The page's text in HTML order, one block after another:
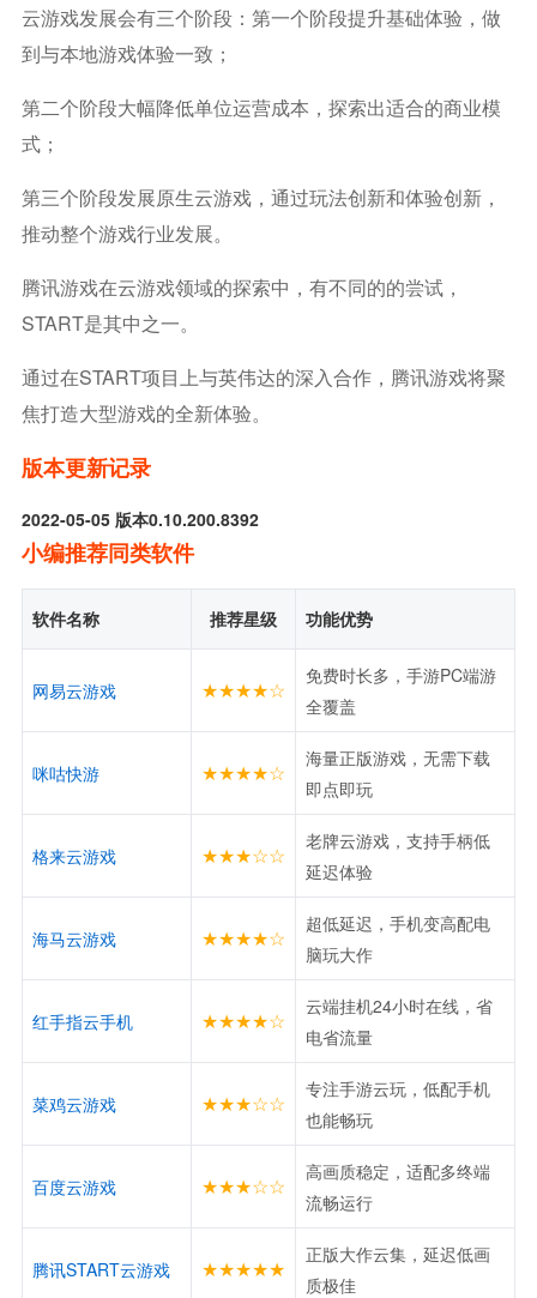
云游戏发展会有三个阶段：第一个阶段提升基础体验，做
到与本地游戏体验一致；
第二个阶段大幅降低单位运营成本，探索出适合的商业模
式；
第三个阶段发展原生云游戏，通过玩法创新和体验创新，
推动整个游戏行业发展。
腾讯游戏在云游戏领域的探索中，有不同的的尝试，
START是其中之一。
通过在START项目上与英伟达的深入合作，腾讯游戏将聚
焦打造大型游戏的全新体验。
版本更新记录
2022-05-05 版本0.10.200.8392
小编推荐同类软件
软件名称 推荐星级 功能优势
网易云游戏 ★★★★☆
免费时长多，手游PC端游
全覆盖
咪咕快游 ★★★★☆
海量正版游戏，无需下载
即点即玩
格来云游戏 ★★★☆☆
老牌云游戏，支持手柄低
延迟体验
海马云游戏 ★★★★☆
超低延迟，手机变高配电
脑玩大作
红手指云手机 ★★★★☆
云端挂机24小时在线，省
电省流量
菜鸡云游戏 ★★★☆☆
专注手游云玩，低配手机
也能畅玩
百度云游戏 ★★★☆☆
高画质稳定，适配多终端
流畅运行
腾讯START云游戏 ★★★★★
正版大作云集，延迟低画
质极佳